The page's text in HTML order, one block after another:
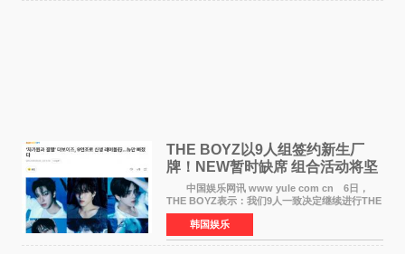
THE BOYZ以9人组签约新生厂
牌！NEW暂时缺席 组合活动将坚
定不移继续
中国娱乐网讯 www yule com cn 6日，
THE BOYZ表示：我们9人一致决定继续进行THE
BOYZ组合活动，并且已经完成了组合团体活动
签约。目前正在新生厂牌下进行活动准备。尚未
离开THE BOYZ原所
韩国娱乐